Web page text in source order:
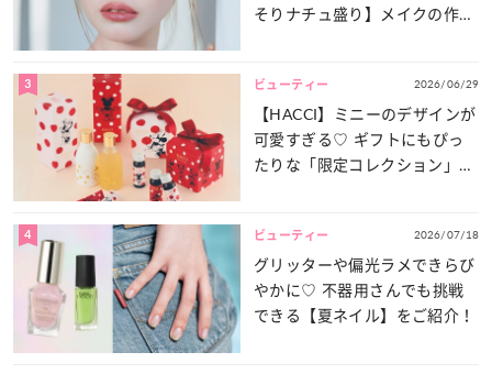
そりナチュ盛り】メイクの作り
3 ビューティー 2026/06/29
【HACCI】ミニーのデザインが
可愛すぎる♡ ギフトにもぴっ
たりな「限定コレクション」が
4 ビューティー 2026/07/18
グリッターや偏光ラメできらび
やかに♡ 不器用さんでも挑戦
できる【夏ネイル】をご紹介！